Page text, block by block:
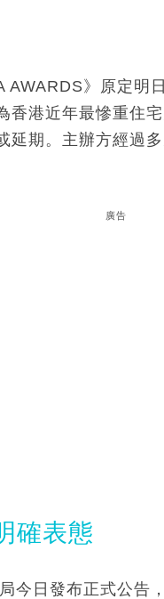
》原定明
香港近年最慘重住
延期。主辦方經過
廣告
確表態
今日發布正式公告